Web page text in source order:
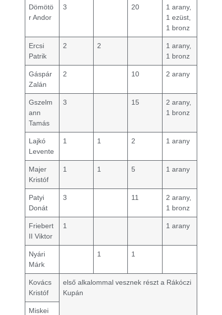
Dömötö
r Andor
3 20
1 arany,
1 ezüst,
1 bronz
Ercsi
Patrik
2 2
1 arany,
1 bronz
Gáspár
Zalán
2 10 2 arany
Gszelm
ann
Tamás
3 15
2 arany,
1 bronz
Lajkó
Levente
1 1 2 1 arany
Majer
Kristóf
1 1 5 1 arany
Patyi
Donát
3 11
2 arany,
1 bronz
Friebert
II Viktor
1 1 arany
Nyári
Márk
1 1
Kovács
Kristóf
első alkalommal vesznek részt a Rákóczi
Kupán
Miskei